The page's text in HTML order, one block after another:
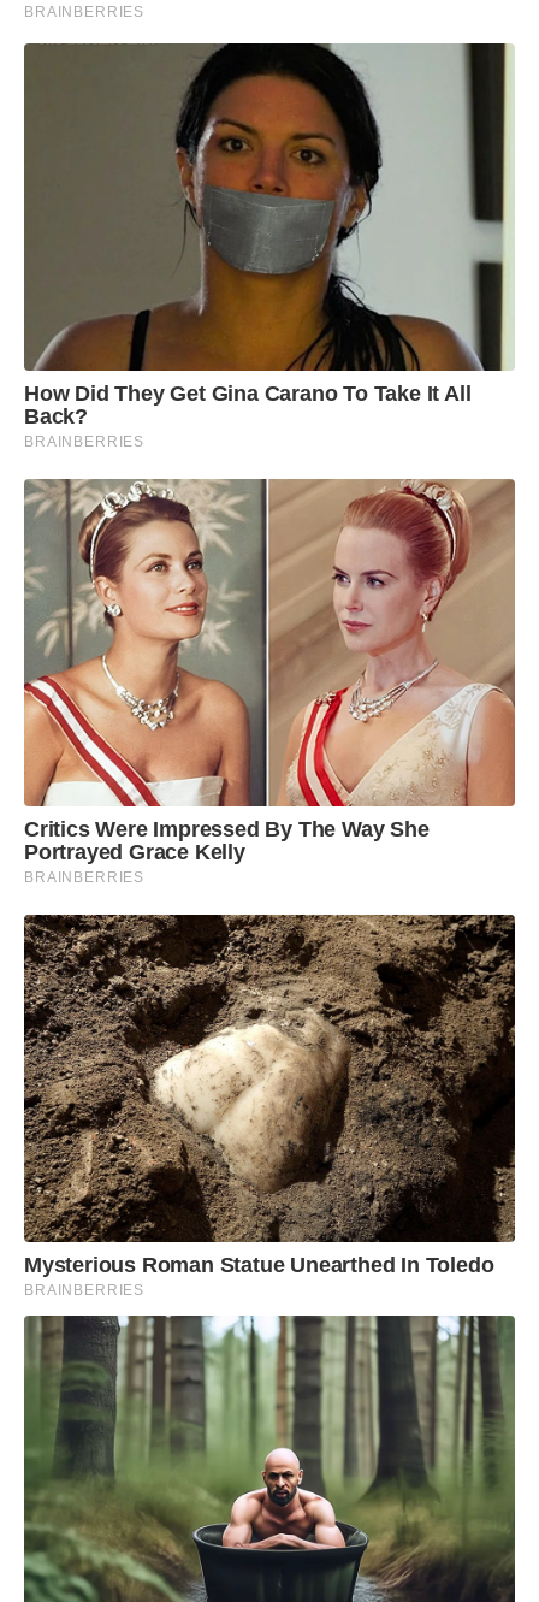
BRAINBERRIES
How Did They Get Gina Carano To Take It All
Back?
BRAINBERRIES
Critics Were Impressed By The Way She
Portrayed Grace Kelly
BRAINBERRIES
Mysterious Roman Statue Unearthed In Toledo
BRAINBERRIES